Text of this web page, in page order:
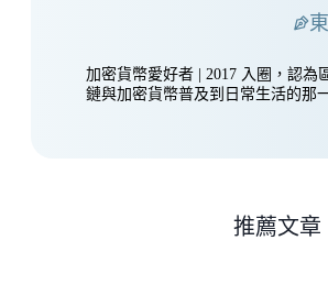
加密貨幣愛好者 | 2017 入圈，認
鏈與加密貨幣普及到日常生活的那
推薦文章